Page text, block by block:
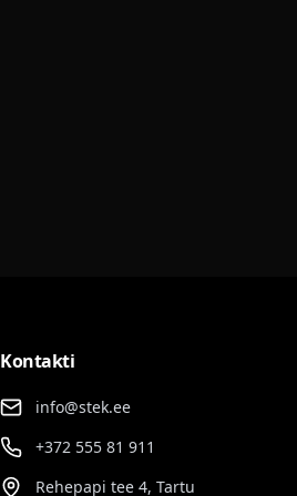
Kontakti
info@stek.ee
+372 555 81 911
Rehepapi tee 4, Tartu